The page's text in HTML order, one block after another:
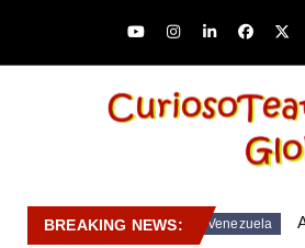
BREAKING NEWS: Venezuela